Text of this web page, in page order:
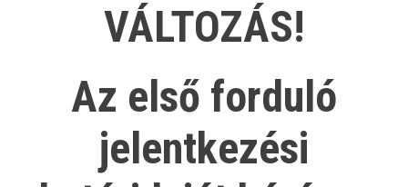
VÁLTOZÁS!
Az első forduló
jelentkezési